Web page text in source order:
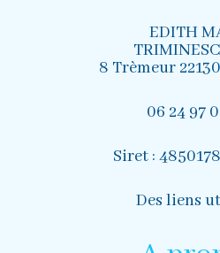
EDITH
8 Trèmeur
06 24 97
Siret :
Des liens